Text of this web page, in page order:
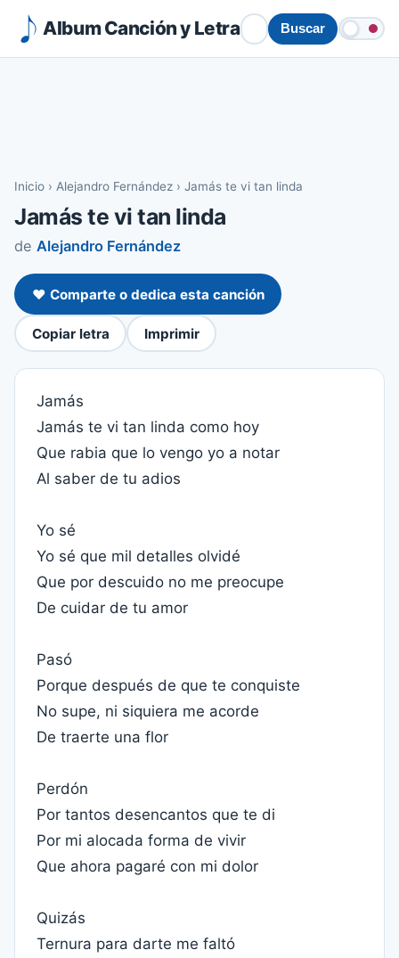
Album Canción y Letra Buscar
Inicio › Alejandro Fernández › Jamás te vi tan linda
Jamás te vi tan linda
de Alejandro Fernández
❤️ Comparte o dedica esta canción
Copiar letra Imprimir
Jamás
Jamás te vi tan linda como hoy
Que rabia que lo vengo yo a notar
Al saber de tu adios
Yo sé
Yo sé que mil detalles olvidé
Que por descuido no me preocupe
De cuidar de tu amor
Pasó
Porque después de que te conquiste
No supe, ni siquiera me acorde
De traerte una flor
Perdón
Por tantos desencantos que te di
Por mi alocada forma de vivir
Que ahora pagaré con mi dolor
Quizás
Ternura para darte me faltó